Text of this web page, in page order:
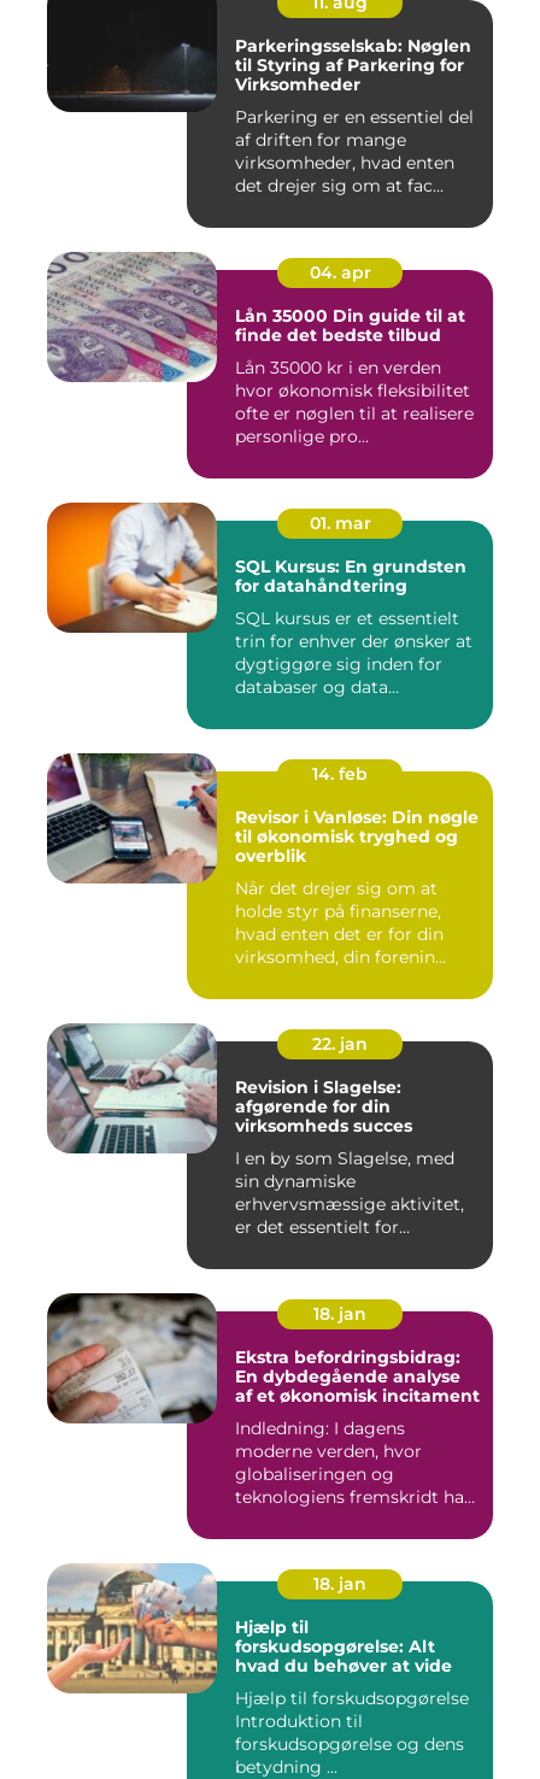
Parkeringsselskab: Nøglen
til Styring af Parkering for
Virksomheder
Parkering er en essentiel del
af driften for mange
virksomheder, hvad enten
det drejer sig om at fac...
04. apr
Lån 35000 Din guide til at
finde det bedste tilbud
Lån 35000 kr i en verden
hvor økonomisk fleksibilitet
ofte er nøglen til at realisere
personlige pro...
01. mar
SQL Kursus: En grundsten
for datahåndtering
SQL kursus er et essentielt
trin for enhver der ønsker at
dygtiggøre sig inden for
databaser og data...
14. feb
Revisor i Vanløse: Din nøgle
til økonomisk tryghed og
overblik
Når det drejer sig om at
holde styr på finanserne,
hvad enten det er for din
virksomhed, din forenin...
22. jan
Revision i Slagelse:
afgørende for din
virksomheds succes
I en by som Slagelse, med
sin dynamiske
erhvervsmæssige aktivitet,
er det essentielt for
18. jan
Ekstra befordringsbidrag:
En dybdegående analyse
af et økonomisk incitament
Indledning: I dagens
moderne verden, hvor
globaliseringen og
teknologiens fremskridt har
18. jan
Hjælp til
forskudsopgørelse: Alt
hvad du behøver at vide
Hjælp til forskudsopgørelse
Introduktion til
forskudsopgørelse og dens
betydning ...